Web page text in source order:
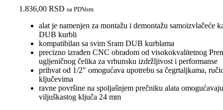
1.836,00 RSD sa PDVom
alat je namenjen za montažu i demontažu samoizvlačeće
DUB kurbli
kompatibilan sa svim Sram DUB kurblama
precizno izrađen CNC obradom od visokokvalitetnog
ugljeničnog čelika za vrhunsku izdržljivost i performanse
prihvat od 1/2″ omogućava upotrebu sa čegrtaljkama,
ključevima
ravne površine na spoljašnjem prečniku alata
viljuškastog ključa 24 mm